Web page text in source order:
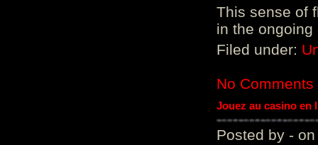
This sense of
in the ongoing
Filed under:
No Comments
Jouez au casino en
Posted by - on